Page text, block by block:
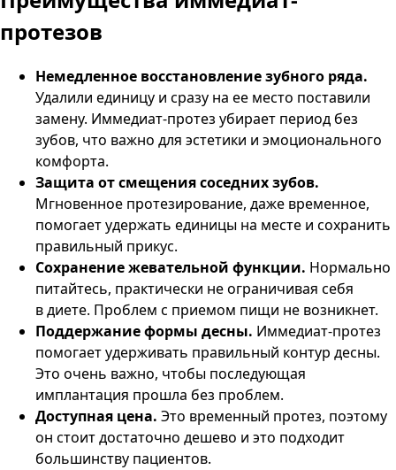
протезов
Немедленное восстановление зубного ряда.
Удалили единицу и сразу на ее место поставили
замену. Иммедиат-протез убирает период без
зубов, что важно для эстетики и эмоционального
комфорта.
Защита от смещения соседних зубов.
Мгновенное протезирование, даже временное,
помогает удержать единицы на месте и сохранить
правильный прикус.
Сохранение жевательной функции. Нормально
питайтесь, практически не ограничивая себя
в диете. Проблем с приемом пищи не возникнет.
Поддержание формы десны. Иммедиат-протез
помогает удерживать правильный контур десны.
Это очень важно, чтобы последующая
имплантация прошла без проблем.
Доступная цена. Это временный протез, поэтому
он стоит достаточно дешево и это подходит
большинству пациентов.